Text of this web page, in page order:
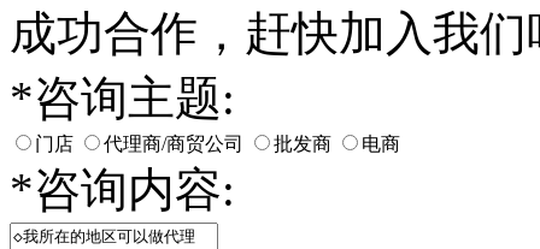
成功合作，赶快加入我们
*咨询主题:
门店 代理商/商贸公司 批发商 电商
*咨询内容: